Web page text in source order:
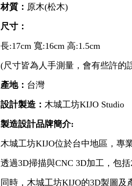
材質： 原木(松木)
尺寸：
長:17cm 寬:16cm 高:1.5cm
(尺寸皆為人手測量，會有些許的
產地： 台灣
設計製造：木城工坊KIJO Studio
製造設計品牌簡介:
木城工坊KIJO位於台中地區，專
透過3D掃描與CNC 3D加工，包
同時，木城工坊KIJO的3D製圖及